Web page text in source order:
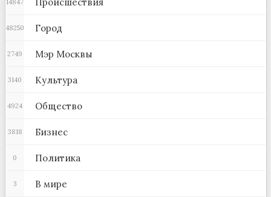
Город
48250
Мэр Москвы
2749
Культура
3140
Общество
4924
Бизнес
3818
Политика
0
В мире
3